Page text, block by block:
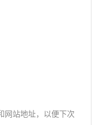
网站地址，以便下次